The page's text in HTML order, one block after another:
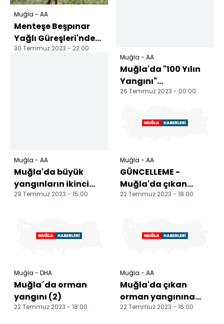
Muğla - AA
Menteşe Beşpınar
Yağlı Güreşleri'nde
başpehlivanlığı
30 Temmuz 2023 - 22:00
Muğla - AA
Muğla'da büyük
yangınların ikinci
yılında yanan
29 Temmuz 2023 - 15:00
Muğla - AA
Muğla'da "100 Yılın
Yangını"
belgeselinin galası
26 Temmuz 2023 - 00:00
Muğla - AA
GÜNCELLEME -
Muğla'da çıkan
orman yangını
22 Temmuz 2023 - 18:00
Muğla - DHA
Muğla´da orman
yangını (2)
22 Temmuz 2023 - 18:00
Muğla - AA
Muğla'da çıkan
orman yangınına
havadan ve
22 Temmuz 2023 - 16:00